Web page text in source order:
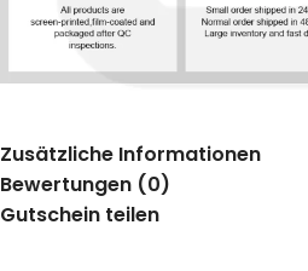
Zusätzliche Informationen
Bewertungen (0)
Gutschein teilen